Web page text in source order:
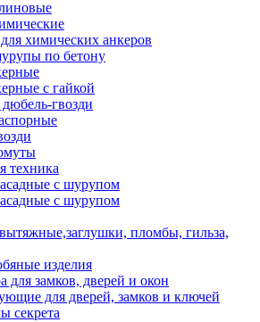
химических анкеров
по бетону
с гайкой
гвозди
техника
с шурупом
с шурупом
пломбы, гильза,
изделия
для замков, дверей и окон
для дверей, замков и ключей
секрета